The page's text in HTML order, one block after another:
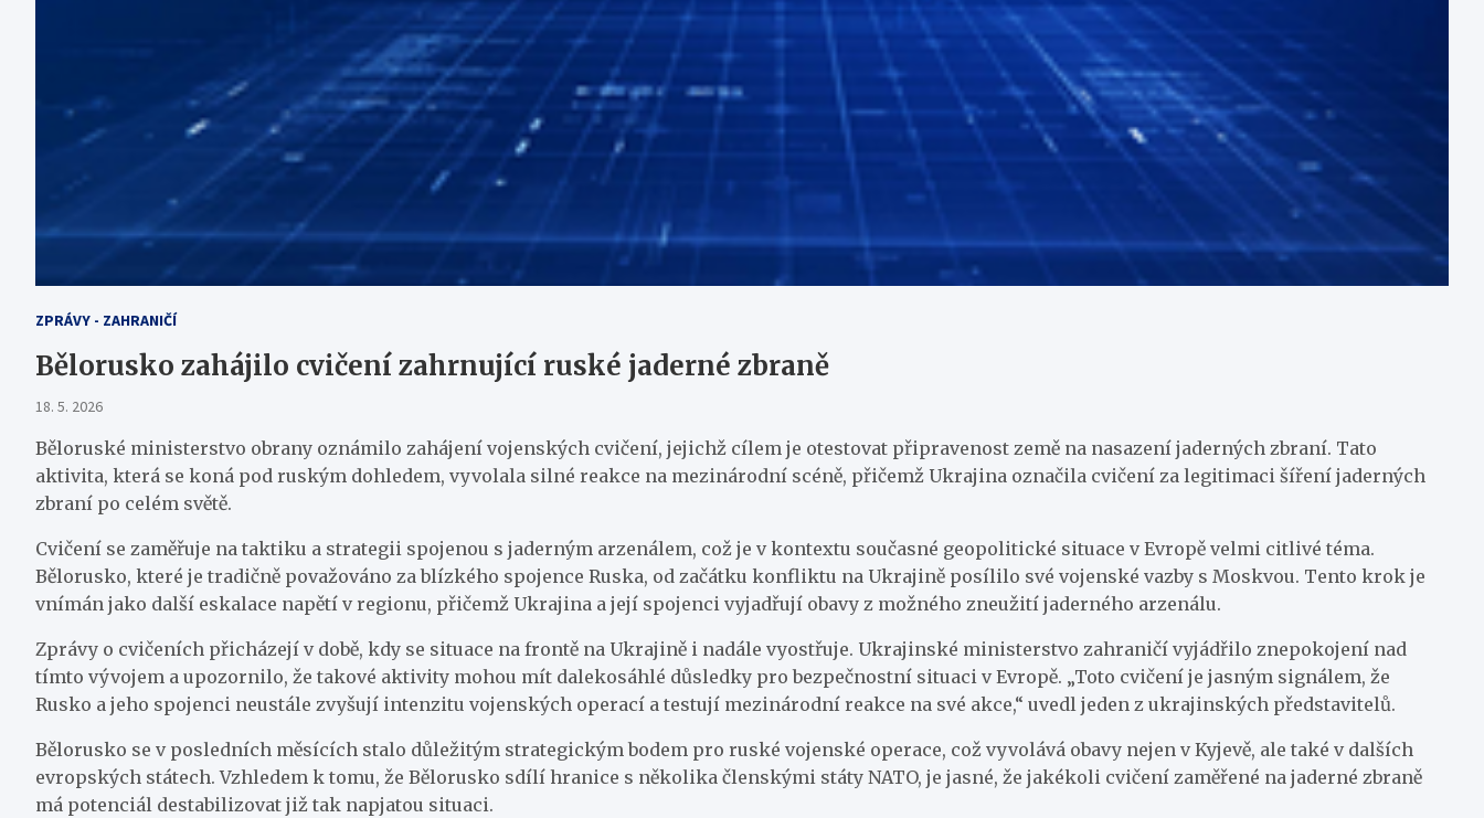
ZPRÁVY - ZAHRANIČÍ
Bělorusko zahájilo cvičení zahrnující ruské jaderné zbraně
18. 5. 2026
Běloruské ministerstvo obrany oznámilo zahájení vojenských cvičení, jejichž cílem je otestovat připravenost země na nasazení jaderných zbraní. Tato
aktivita, která se koná pod ruským dohledem, vyvolala silné reakce na mezinárodní scéně, přičemž Ukrajina označila cvičení za legitimaci šíření jaderných
zbraní po celém světě.
Cvičení se zaměřuje na taktiku a strategii spojenou s jaderným arzenálem, což je v kontextu současné geopolitické situace v Evropě velmi citlivé téma.
Bělorusko, které je tradičně považováno za blízkého spojence Ruska, od začátku konfliktu na Ukrajině posílilo své vojenské vazby s Moskvou. Tento krok je
vnímán jako další eskalace napětí v regionu, přičemž Ukrajina a její spojenci vyjadřují obavy z možného zneužití jaderného arzenálu.
Zprávy o cvičeních přicházejí v době, kdy se situace na frontě na Ukrajině i nadále vyostřuje. Ukrajinské ministerstvo zahraničí vyjádřilo znepokojení nad
tímto vývojem a upozornilo, že takové aktivity mohou mít dalekosáhlé důsledky pro bezpečnostní situaci v Evropě. „Toto cvičení je jasným signálem, že
Rusko a jeho spojenci neustále zvyšují intenzitu vojenských operací a testují mezinárodní reakce na své akce,“ uvedl jeden z ukrajinských představitelů.
Bělorusko se v posledních měsících stalo důležitým strategickým bodem pro ruské vojenské operace, což vyvolává obavy nejen v Kyjevě, ale také v dalších
evropských státech. Vzhledem k tomu, že Bělorusko sdílí hranice s několika členskými státy NATO, je jasné, že jakékoli cvičení zaměřené na jaderné zbraně
má potenciál destabilizovat již tak napjatou situaci.